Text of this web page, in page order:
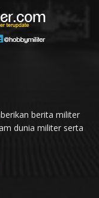
berita militer
dunia militer serta